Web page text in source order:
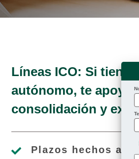
Líneas ICO: Si
autónomo, te
consolidación y
Plazos hechos a